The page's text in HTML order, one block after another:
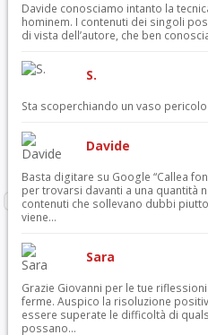
Davide conosciamo intanto la
hominem. I contenuti dei singoli
di vista dell’autore, che ben
S.
Sta scoperchiando un vaso
Davide
Basta digitare su Google “Callea
per trovarsi davanti a una quantità
contenuti che sollevano dubbi
viene...
Sara
Grazie Giovanni per le tue
ferme. Auspico la risoluzione
essere superate le difficoltà di
possano...